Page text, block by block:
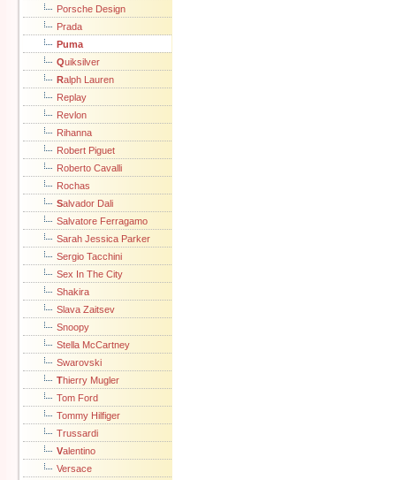
Porsche Design
Prada
Puma
Quiksilver
Ralph Lauren
Replay
Revlon
Rihanna
Robert Piguet
Roberto Cavalli
Rochas
Salvador Dali
Salvatore Ferragamo
Sarah Jessica Parker
Sergio Tacchini
Sex In The City
Shakira
Slava Zaitsev
Snoopy
Stella McCartney
Swarovski
Thierry Mugler
Tom Ford
Tommy Hilfiger
Trussardi
Valentino
Versace